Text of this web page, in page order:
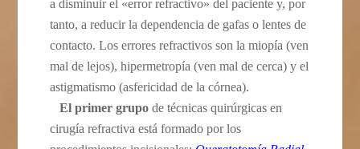
a disminuir el «error refractivo» del paciente y, por
tanto, a reducir la dependencia de gafas o lentes de
contacto. Los errores refractivos son la miopía (ven
mal de lejos), hipermetropía (ven mal de cerca) y el
astigmatismo (asfericidad de la córnea).
El primer grupo de técnicas quirúrgicas en
cirugía refractiva está formado por los